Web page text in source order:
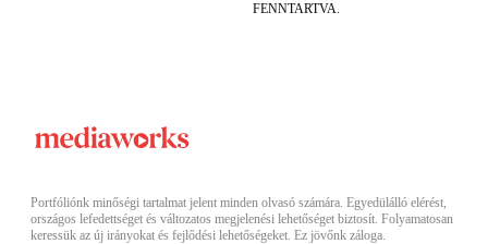
FENNTARTVA.
Portfóliónk minőségi tartalmat jelent minden olvasó számára. Egyedülálló elérést,
országos lefedettséget és változatos megjelenési lehetőséget biztosít. Folyamatosan
keressük az új irányokat és fejlődési lehetőségeket. Ez jövőnk záloga.